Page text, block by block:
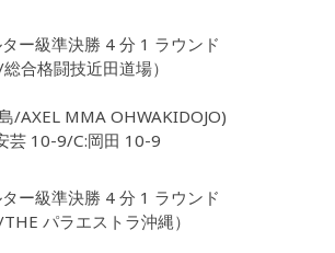
ー級準決勝 4 分 1 ラウンド
合格闘技近田道場）
/AXEL MMA OHWAKIDOJO)
芸 10-9/C:岡田 10-9
ー級準決勝 4 分 1 ラウンド
パラエストラ沖縄）